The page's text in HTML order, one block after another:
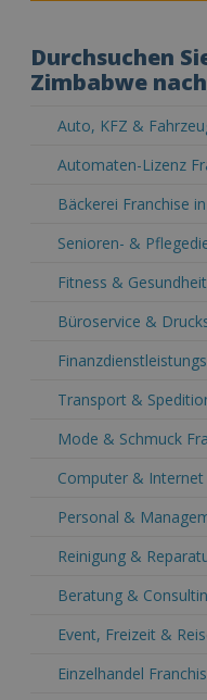
Durchsuchen
Zimbabwe
Auto, KFZ &
Automaten-Lizenz
Bäckerei Franchise
Senioren- &
Fitness &
Büroservice &
Transport &
Mode & Schmuck
Computer &
Personal &
Reinigung &
Beratung &
Event, Freizeit &
Einzelhandel